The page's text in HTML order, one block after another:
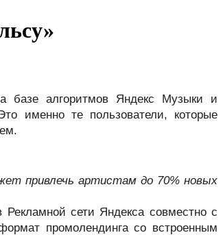
базе алгоритмов Яндекс Музыки и
именно те пользователи, которые
привлечь артистам до 70% новых
сети Яндекса совместно с
промолендинга со встроенным